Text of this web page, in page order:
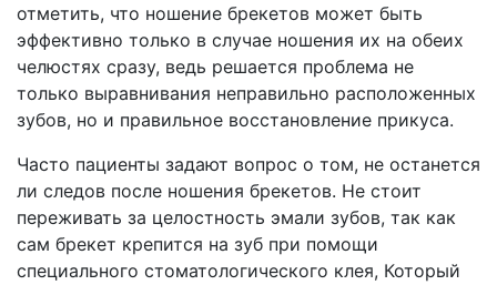
отметить, что ношение брекетов может быть
эффективно только в случае ношения их на обеих
челюстях сразу, ведь решается проблема не
только выравнивания неправильно расположенных
зубов, но и правильное восстановление прикуса.
Часто пациенты задают вопрос о том, не останется
ли следов после ношения брекетов. Не стоит
переживать за целостность эмали зубов, так как
сам брекет крепится на зуб при помощи
специального стоматологического клея, Который